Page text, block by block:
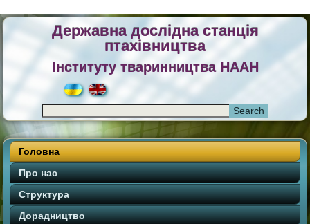
Державна дослідна станція
птахівництва
Інституту тваринництва НААН
Головна
Про нас
Структура
Дорадництво